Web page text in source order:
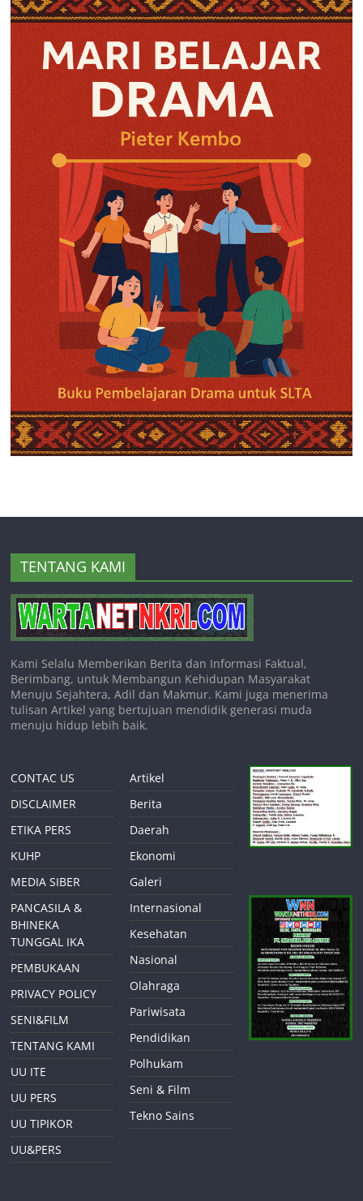
TENTANG KAMI
Kami Selalu Memberikan Berita dan Informasi Faktual,
Berimbang, untuk Membangun Kehidupan Masyarakat
Menuju Sejahtera, Adil dan Makmur. Kami juga menerima
tulisan Artikel yang bertujuan mendidik generasi muda
menuju hidup lebih baik.
CONTAC US
DISCLAIMER
ETIKA PERS
KUHP
MEDIA SIBER
PANCASILA &
BHINEKA
TUNGGAL IKA
PEMBUKAAN
PRIVACY POLICY
SENI&FILM
TENTANG KAMI
UU ITE
UU PERS
UU TIPIKOR
UU&PERS
Artikel
Berita
Daerah
Ekonomi
Galeri
Internasional
Kesehatan
Nasional
Olahraga
Pariwisata
Pendidikan
Polhukam
Seni & Film
Tekno Sains